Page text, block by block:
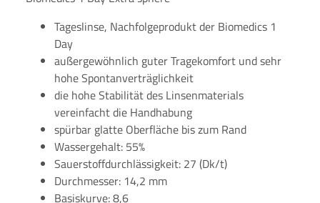
Tageslinse, Nachfolgeprodukt der Biomedics 1
Day
außergewöhnlich guter Tragekomfort und sehr
hohe Spontanverträglichkeit
die hohe Stabilität des Linsenmaterials
vereinfacht die Handhabung
spürbar glatte Oberfläche bis zum Rand
Wassergehalt: 55%
Sauerstoffdurchlässigkeit: 27 (Dk/t)
Durchmesser: 14,2 mm
Basiskurve: 8,6